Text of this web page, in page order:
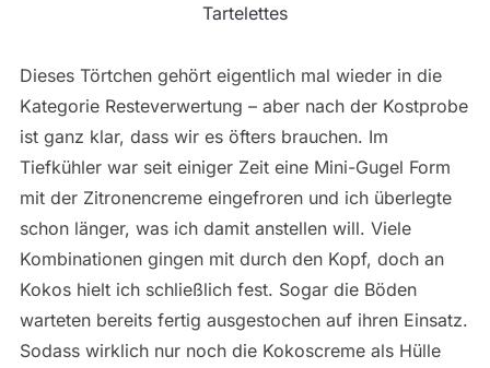
Tartelettes
Dieses Törtchen gehört eigentlich mal wieder in die
Kategorie Resteverwertung – aber nach der Kostprobe
ist ganz klar, dass wir es öfters brauchen. Im
Tiefkühler war seit einiger Zeit eine Mini-Gugel Form
mit der Zitronencreme eingefroren und ich überlegte
schon länger, was ich damit anstellen will. Viele
Kombinationen gingen mit durch den Kopf, doch an
Kokos hielt ich schließlich fest. Sogar die Böden
warteten bereits fertig ausgestochen auf ihren Einsatz.
Sodass wirklich nur noch die Kokoscreme als Hülle